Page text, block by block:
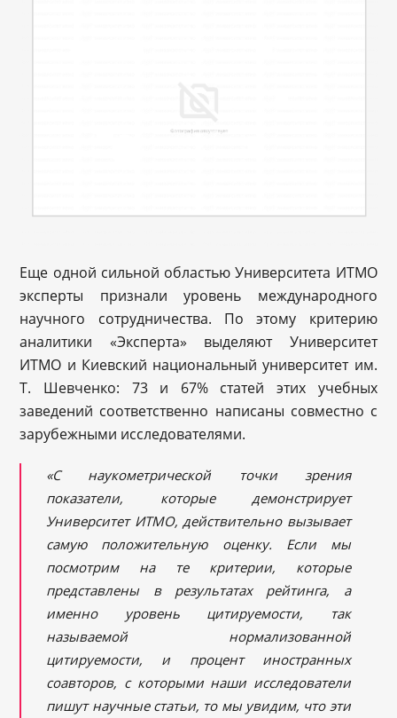
Еще одной сильной областью Университета ИТМО
эксперты признали уровень международного
научного сотрудничества. По этому критерию
аналитики «Эксперта» выделяют Университет
ИТМО и Киевский национальный университет им.
Т. Шевченко: 73 и 67% статей этих учебных
заведений соответственно написаны совместно с
зарубежными исследователями.
«С наукометрической точки зрения
показатели, которые демонстрирует
Университет ИТМО, действительно вызывает
самуюположительную оценку. Если мы
посмотрим на те критерии, которые
представлены в результатах рейтинга, а
именно уровень цитируемости, так
называемой нормализованной
цитируемости, и процент иностранных
соавторов, с которыми наши исследователи
пишут научные статьи, то мы увидим, что эти